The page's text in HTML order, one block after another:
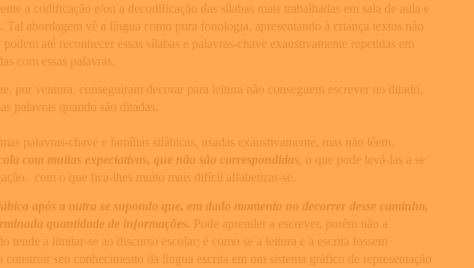
a codificação e/ou a decodificação das sílabas mais trabalhadas em sala de aula e
abordagem vê a língua como pura fonologia, apresentando à criança textos não
até reconhecer essas sílabas e palavras-chave exaustivamente repetidas em
com essas palavras.
por ventura, conseguiram decorar para leitura não conseguem escrever no ditado,
palavras quando são ditadas.
palavras-chave e famílias silábicas, usadas exaustivamente, mas não lêem.
com muitas expectativas, que não são correspondidas, o que pode levá-las a se
com o que fica-lhes muito mais difícil alfabetizar-se.
após a outra se supondo que, em dado momento no decorrer desse caminho,
quantidade de informações. Pode aprender a escrever, porém não a
a limitar-se ao discurso escolar; é como se a leitura e a escrita fossem
seu conhecimento da língua escrita em um sistema gráfico de representação